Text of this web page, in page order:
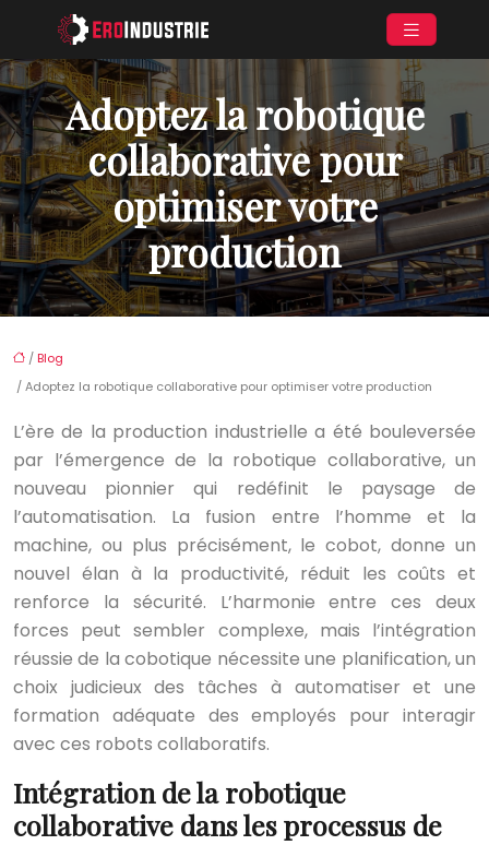
Adoptez la robotique
collaborative pour
optimiser votre
production
/ Blog
/ Adoptez la robotique collaborative pour optimiser votre production
L’ère de la production industrielle a été bouleversée
par l’émergence de la robotique collaborative, un
nouveau pionnier qui redéfinit le paysage de
l’automatisation. La fusion entre l’homme et la
machine, ou plus précisément, le cobot, donne un
nouvel élan à la productivité, réduit les coûts et
renforce la sécurité. L’harmonie entre ces deux
forces peut sembler complexe, mais l’intégration
réussie de la cobotique nécessite une planification, un
choix judicieux des tâches à automatiser et une
formation adéquate des employés pour interagir
avec ces robots collaboratifs.
Intégration de la robotique
collaborative dans les processus de